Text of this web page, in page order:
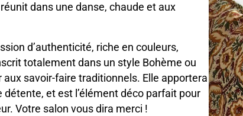
dans une danse, chaude et aux
d’authenticité, riche en couleurs,
totalement dans un style Bohème ou
savoir-faire traditionnels. Elle apportera
et est l’élément déco parfait pour
Votre salon vous dira merci !